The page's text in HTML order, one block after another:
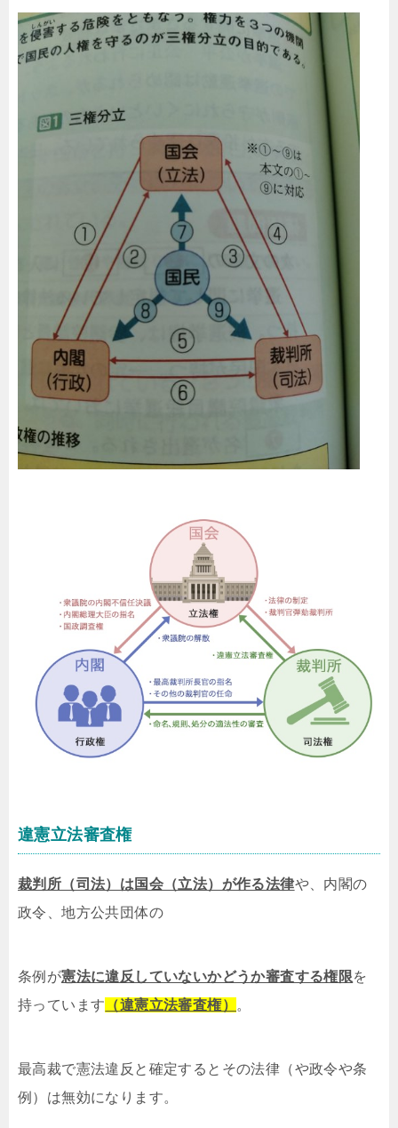
違憲立法審査権
裁判所（司法）は国会（立法）が作る法律や、内閣の
政令、地方公共団体の
条例が憲法に違反していないかどうか審査する権限を
持っています （違憲立法審査権） 。
最高裁で憲法違反と確定するとその法律（や政令や条
例）は無効になります。